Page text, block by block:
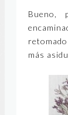
Bueno,
más